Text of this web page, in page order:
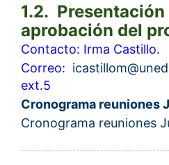
1.2. Presentación
aprobación del
Contacto: Irma Castillo.
Correo: icasti​
ext.5
Cronograma reuniones
Cronograma reuniones